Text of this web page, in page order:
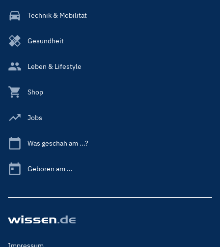
Technik & Mobilität
Gesundheit
Leben & Lifestyle
Shop
Jobs
Was geschah am ...?
Geboren am ...
Footer